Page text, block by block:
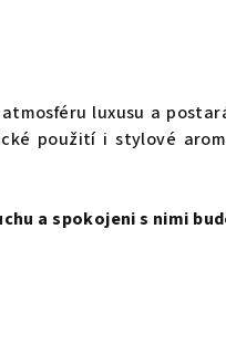
luxusu a
použití i stylové
a spokojeni s nimi